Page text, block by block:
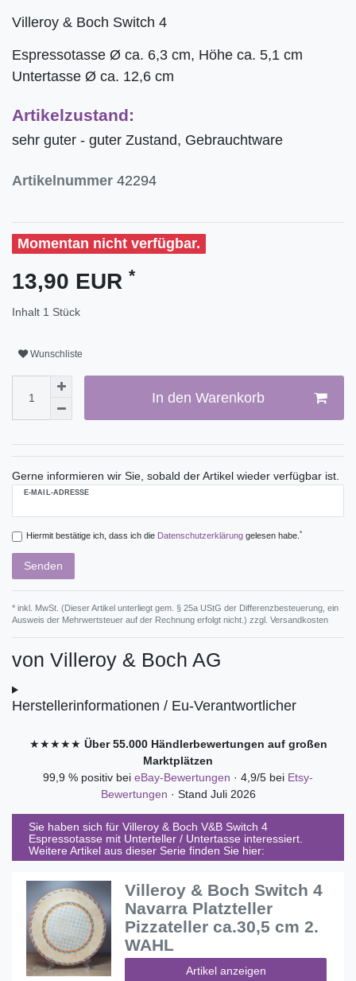
Villeroy & Boch Switch 4
Espressotasse Ø ca. 6,3 cm, Höhe ca. 5,1 cm
Untertasse Ø ca. 12,6 cm
Artikelzustand:
sehr guter - guter Zustand, Gebrauchtware
Artikelnummer 42294
Momentan nicht verfügbar.
13,90 EUR *
Inhalt 1 Stück
Wunschliste
In den Warenkorb
Gerne informieren wir Sie, sobald der Artikel wieder verfügbar ist.
E-MAIL-ADRESSE
Hiermit bestätige ich, dass ich die Daten­schutz­erklärunggelesen habe. *
Senden
* inkl. MwSt. (Dieser Artikel unterliegt gem. § 25a UStG der Differenzbesteuerung, ein
Ausweis der Mehrwertsteuer auf der Rechnung erfolgt nicht.) zzgl. Versandkosten
von Villeroy & Boch AG
Herstellerinformationen / Eu-Verantwortlicher
★★★★★ Über 55.000 Händlerbewertungen auf großen
Marktplätzen
99,9 % positiv bei eBay-Bewertungen · 4,9/5 bei Etsy-
Bewertungen · Stand Juli 2026
Sie haben sich für Villeroy & Boch V&B Switch 4
Espressotasse mit Unterteller / Untertasse interessiert.
Weitere Artikel aus dieser Serie finden Sie hier:
Villeroy & Boch Switch 4
Navarra Platzteller
Pizzateller ca.30,5 cm 2.
WAHL
Artikel anzeigen